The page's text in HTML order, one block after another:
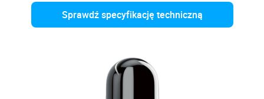
Sprawdź specyfikację techniczną